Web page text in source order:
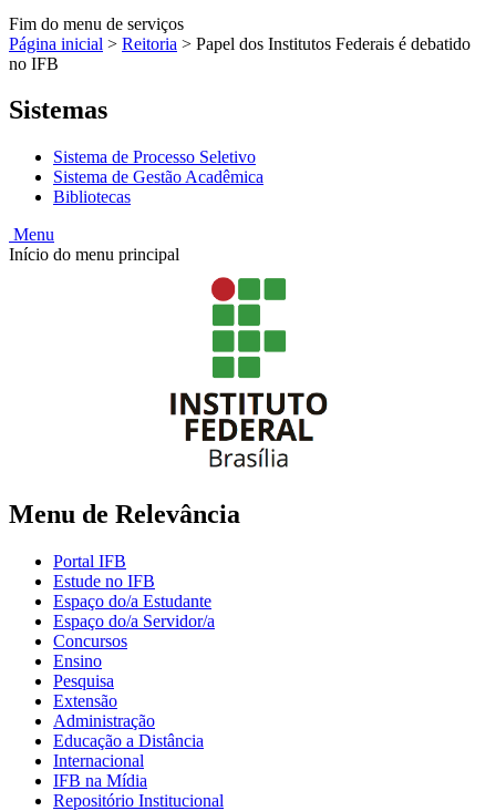
Fim do menu de serviços
Página inicial > Reitoria > Papel dos Institutos Federais é debatido
no IFB
Sistemas
Sistema de Processo Seletivo
Sistema de Gestão Acadêmica
Bibliotecas
Menu
Início do menu principal
Menu de Relevância
Portal IFB
Estude no IFB
Espaço do/a Estudante
Espaço do/a Servidor/a
Concursos
Ensino
Pesquisa
Extensão
Administração
Educação a Distância
Internacional
IFB na Mídia
Repositório Institucional